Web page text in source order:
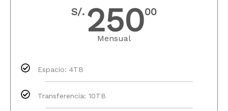
S/. 25000
Mensual
Espacio: 4TB
Transferencia: 10TB